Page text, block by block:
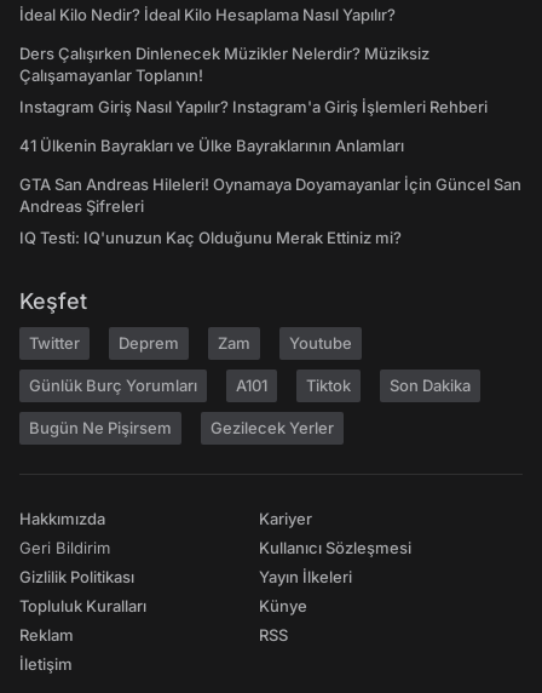
İdeal Kilo Nedir? İdeal Kilo Hesaplama Nasıl Yapılır?
Ders Çalışırken Dinlenecek Müzikler Nelerdir? Müziksiz
Çalışamayanlar Toplanın!
Instagram Giriş Nasıl Yapılır? Instagram'a Giriş İşlemleri Rehberi
41 Ülkenin Bayrakları ve Ülke Bayraklarının Anlamları
GTA San Andreas Hileleri! Oynamaya Doyamayanlar İçin Güncel San
Andreas Şifreleri
IQ Testi: IQ'unuzun Kaç Olduğunu Merak Ettiniz mi?
Keşfet
Twitter Deprem Zam Youtube
Günlük Burç Yorumları A101 Tiktok Son Dakika
Bugün Ne Pişirsem Gezilecek Yerler
Hakkımızda
Geri Bildirim
Gizlilik Politikası
Topluluk Kuralları
Reklam
İletişim
Kariyer
Kullanıcı Sözleşmesi
Yayın İlkeleri
Künye
RSS